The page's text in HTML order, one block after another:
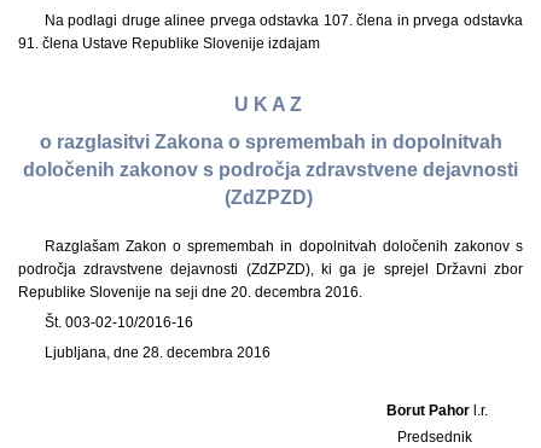
Na podlagi druge alinee prvega odstavka 107. člena in prvega odstavka
91. člena Ustave Republike Slovenije izdajam
U K A Z
o razglasitvi Zakona o spremembah in dopolnitvah
določenih zakonov s področja zdravstvene dejavnosti
(ZdZPZD)
Razglašam Zakon o spremembah in dopolnitvah določenih zakonov s
področja zdravstvene dejavnosti (ZdZPZD), ki ga je sprejel Državni zbor
Republike Slovenije na seji dne 20. decembra 2016.
Št. 003-02-10/2016-16
Ljubljana, dne 28. decembra 2016
Borut Pahorl.r.
Predsednik